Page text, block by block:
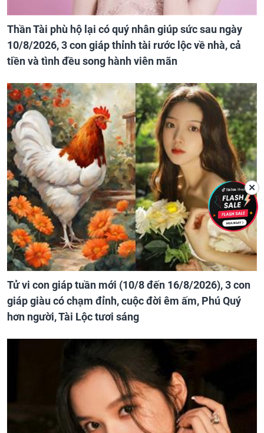
Thần Tài phù hộ lại có quý nhân giúp sức sau ngày
10/8/2026, 3 con giáp thỉnh tài rước lộc về nhà, cả
tiền và tình đều song hành viên mãn
Tử vi con giáp tuần mới (10/8 đến 16/8/2026), 3 con
giáp giàu có chạm đỉnh, cuộc đời êm ấm, Phú Quý
hơn người, Tài Lộc tươi sáng
✕